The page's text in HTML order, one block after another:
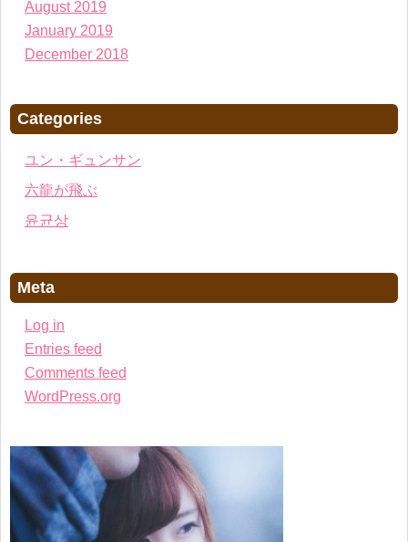
August 2019
January 2019
December 2018
Categories
ユン・ギュンサン
六龍が飛ぶ
윤균상
Meta
Log in
Entries feed
Comments feed
WordPress.org